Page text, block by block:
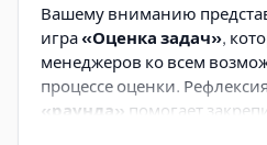
бизнес-требования на
системы, систематизирует
требования. Проектирует
Очень важно: чтобы
Вашему вниманию
игра «Оценка задач»,
менеджеров ко всем
процессе оценки.
«раунда» помогает